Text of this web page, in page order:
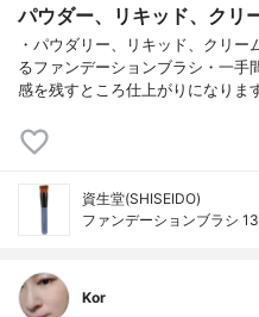
パウダー、リキッド、クリ
・パウダリー、リキッド、クリー
るファンデーションブラシ・一手
感を残すところ仕上がりになりま
資生堂(SHISEIDO)
ファンデーションブラシ
Kor